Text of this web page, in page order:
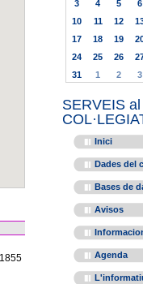
3
4 5 6
10
11 12
17
18 19
24
25 26
31
1 2 3
SERVEIS al
Inici
Dades del
Bases de
Avisos
Agenda